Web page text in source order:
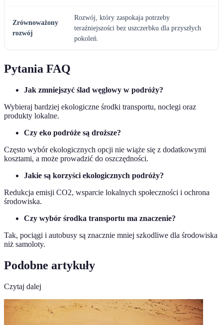
Zrównoważony
rozwój
Rozwój, który zaspokaja potrzeby
teraźniejszości bez uszczerbku dla przyszłych
pokoleń.
Pytania FAQ
Jak zmniejszyć ślad węglowy w podróży?
Wybieraj bardziej ekologiczne środki transportu, noclegi oraz
produkty lokalne.
Czy eko podróże są droższe?
Często wybór ekologicznych opcji nie wiąże się z dodatkowymi
kosztami, a może prowadzić do oszczędności.
Jakie są korzyści ekologicznych podróży?
Redukcja emisji CO2, wsparcie lokalnych społeczności i ochrona
środowiska.
Czy wybór środka transportu ma znaczenie?
Tak, pociągi i autobusy są znacznie mniej szkodliwe dla środowiska
niż samoloty.
Podobne artykuły
Czytaj dalej